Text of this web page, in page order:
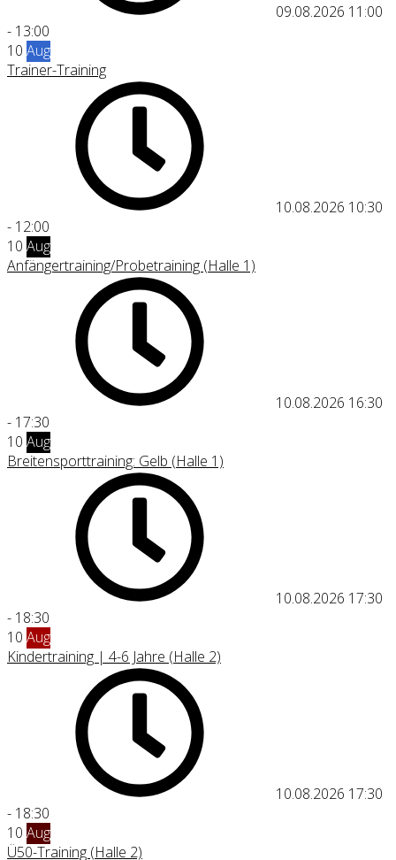
09.08.2026 11:00
- 13:00
10 Aug
Trainer-Training
10.08.2026 10:30
- 12:00
10 Aug
Anfängertraining/Probetraining (Halle 1)
10.08.2026 16:30
- 17:30
10 Aug
Breitensporttraining: Gelb (Halle 1)
10.08.2026 17:30
- 18:30
10 Aug
Kindertraining | 4-6 Jahre (Halle 2)
10.08.2026 17:30
- 18:30
10 Aug
Ü50-Training (Halle 2)